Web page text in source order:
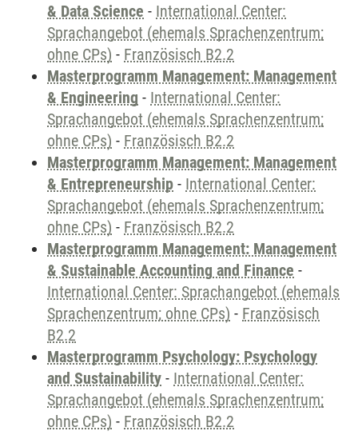
& Data Science - International Center:
Sprachangebot (ehemals Sprachenzentrum;
ohne CPs) - Französisch B2.2
Masterprogramm Management: Management
& Engineering - International Center:
Sprachangebot (ehemals Sprachenzentrum;
ohne CPs) - Französisch B2.2
Masterprogramm Management: Management
& Entrepreneurship - International Center:
Sprachangebot (ehemals Sprachenzentrum;
ohne CPs) - Französisch B2.2
Masterprogramm Management: Management
& Sustainable Accounting and Finance -
International Center: Sprachangebot (ehemals
Sprachenzentrum; ohne CPs) - Französisch
B2.2
Masterprogramm Psychology: Psychology
and Sustainability - International Center:
Sprachangebot (ehemals Sprachenzentrum;
ohne CPs) - Französisch B2.2